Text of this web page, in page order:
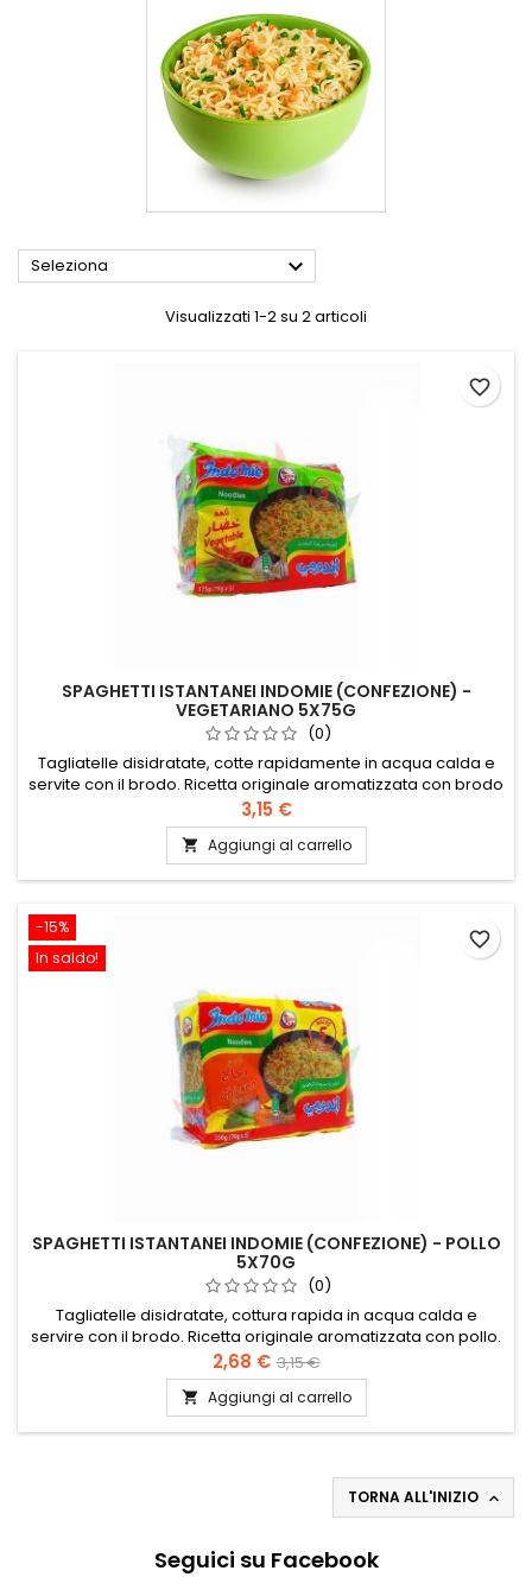
Seleziona 
Visualizzati 1-2 su 2 articoli
SPAGHETTI ISTANTANEI INDOMIE (CONFEZIONE) -
VEGETARIANO 5X75G
(0)
Tagliatelle disidratate, cotte rapidamente in acqua calda e
servite con il brodo. Ricetta originale aromatizzata con brodo
vegetale.
3,15 €
 Aggiungi al carrello
favorite_border
-15%
In saldo!
SPAGHETTI ISTANTANEI INDOMIE (CONFEZIONE) - POLLO
5X70G
(0)
Tagliatelle disidratate, cottura rapida in acqua calda e
servire con il brodo. Ricetta originale aromatizzata con pollo.
2,68 € 3,15 €
 Aggiungi al carrello
favorite_border
TORNA ALL'INIZIO 
Seguici su Facebook